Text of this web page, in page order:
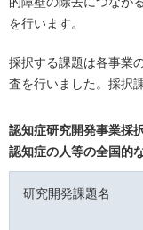
を行います。
採択する課題は各事業
査を行いました。採択
認知症研究開発事業採
認知症の人等の全国的
研究開発課題名